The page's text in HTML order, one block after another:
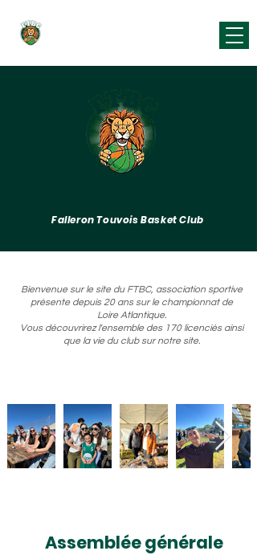
Falleron Touvois Basket Club
Bienvenue sur le site du FTBC, association sportive
présente depuis 20 ans sur le championnat de
Loire Atlantique.
Vous découvrirez l'ensemble des 170 licenciés ainsi
que la vie du club sur notre site.
Assemblée générale